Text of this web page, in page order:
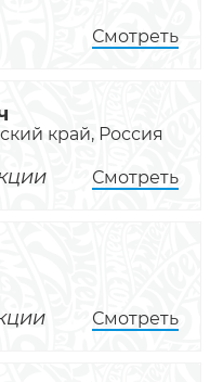
Смотреть
край, Россия
Смотреть
Смотреть